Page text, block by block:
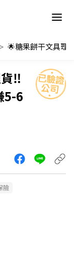
‼️
5-6
險